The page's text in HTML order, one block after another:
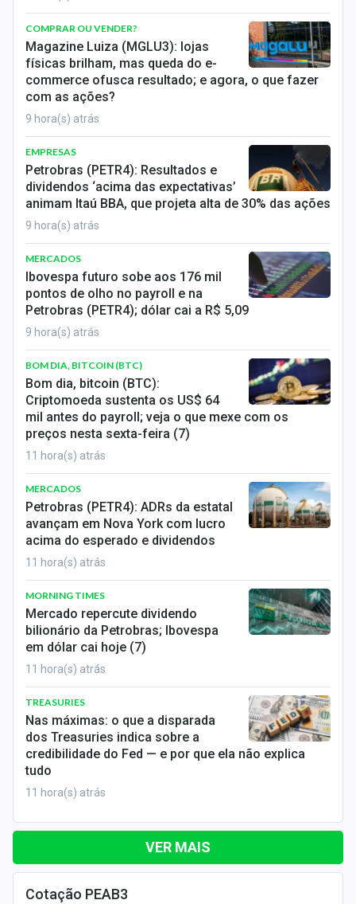
COMPRAR OU VENDER?
Magazine Luiza (MGLU3): lojas
físicas brilham, mas queda do e-
commerce ofusca resultado; e agora, o que fazer
com as ações?
9 hora(s) atrás
EMPRESAS
Petrobras (PETR4): Resultados e
dividendos ‘acima das expectativas’
animam Itaú BBA, que projeta alta de 30% das ações
9 hora(s) atrás
MERCADOS
Ibovespa futuro sobe aos 176 mil
pontos de olho no payroll e na
Petrobras (PETR4); dólar cai a R$ 5,09
9 hora(s) atrás
BOM DIA, BITCOIN (BTC)
Bom dia, bitcoin (BTC):
Criptomoeda sustenta os US$ 64
mil antes do payroll; veja o que mexe com os
preços nesta sexta-feira (7)
11 hora(s) atrás
MERCADOS
Petrobras (PETR4): ADRs da estatal
avançam em Nova York com lucro
acima do esperado e dividendos
11 hora(s) atrás
MORNING TIMES
Mercado repercute dividendo
bilionário da Petrobras; Ibovespa
em dólar cai hoje (7)
11 hora(s) atrás
TREASURIES
Nas máximas: o que a disparada
dos Treasuries indica sobre a
credibilidade do Fed — e por que ela não explica
tudo
11 hora(s) atrás
VER MAIS
Cotação PEAB3